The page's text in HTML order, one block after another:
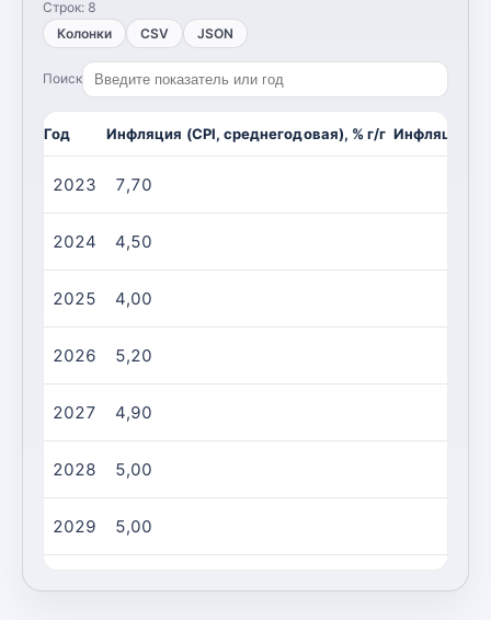
Строк: 8
Колонки
CSV JSON
Поиск
Год Инфляция (CPI, среднегодовая), % г/г Инфляция
2023 7,70
2024 4,50
2025 4,00
2026 5,20
2027 4,90
2028 5,00
2029 5,00